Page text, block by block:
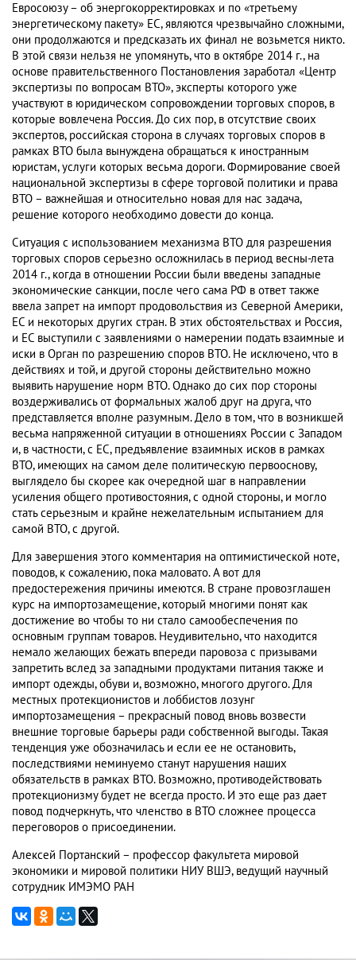
Евросоюзу – об энергокорректировках и по «третьему
энергетическому пакету» ЕС, являются чрезвычайно сложными,
они продолжаются и предсказать их финал не возьмется никто.
В этой связи нельзя не упомянуть, что в октябре 2014 г., на
основе правительственного Постановления заработал «Центр
экспертизы по вопросам ВТО», эксперты которого уже
участвуют в юридическом сопровождении торговых споров, в
которые вовлечена Россия. До сих пор, в отсутствие своих
экспертов, российская сторона в случаях торговых споров в
рамках ВТО была вынуждена обращаться к иностранным
юристам, услуги которых весьма дороги. Формирование своей
национальной экспертизы в сфере торговой политики и права
ВТО – важнейшая и относительно новая для нас задача,
решение которого необходимо довести до конца.
Ситуация с использованием механизма ВТО для разрешения
торговых споров серьезно осложнилась в период весны-лета
2014 г., когда в отношении России были введены западные
экономические санкции, после чего сама РФ в ответ также
ввела запрет на импорт продовольствия из Северной Америки,
ЕС и некоторых других стран. В этих обстоятельствах и Россия,
и ЕС выступили с заявлениями о намерении подать взаимные и
иски в Орган по разрешению споров ВТО. Не исключено, что в
действиях и той, и другой стороны действительно можно
выявить нарушение норм ВТО. Однако до сих пор стороны
воздерживались от формальных жалоб друг на друга, что
представляется вполне разумным. Дело в том, что в возникшей
весьма напряженной ситуации в отношениях России с Западом
и, в частности, с ЕС, предъявление взаимных исков в рамках
ВТО, имеющих на самом деле политическую первооснову,
выглядело бы скорее как очередной шаг в направлении
усиления общего противостояния, с одной стороны, и могло
стать серьезным и крайне нежелательным испытанием для
самой ВТО, с другой.
Для завершения этого комментария на оптимистической ноте,
поводов, к сожалению, пока маловато. А вот для
предостережения причины имеются. В стране провозглашен
курс на импортозамещение, который многими понят как
достижение во чтобы то ни стало самообеспечения по
основным группам товаров. Неудивительно, что находится
немало желающих бежать впереди паровоза с призывами
запретить вслед за западными продуктами питания также и
импорт одежды, обуви и, возможно, многого другого. Для
местных протекционистов и лоббистов лозунг
импортозамещения – прекрасный повод вновь возвести
внешние торговые барьеры ради собственной выгоды. Такая
тенденция уже обозначилась и если ее не остановить,
последствиями неминуемо станут нарушения наших
обязательств в рамках ВТО. Возможно, противодействовать
протекционизму будет не всегда просто. И это еще раз дает
повод подчеркнуть, что членство в ВТО сложнее процесса
переговоров о присоединении.
Алексей Портанский – профессор факультета мировой
экономики и мировой политики НИУ ВШЭ, ведущий научный
сотрудник ИМЭМО РАН